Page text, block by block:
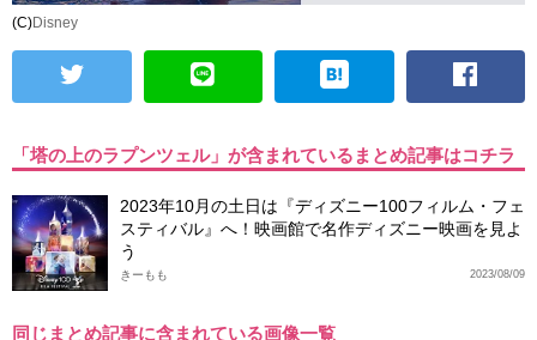
(C)Disney
「塔の上のラプンツェル」が含まれているまとめ記事はコチラ
2023年10月の土日は『ディズニー100フィルム・フェ
スティバル』へ！映画館で名作ディズニー映画を見よ
う
2023/08/09
きーもも
同じまとめ記事に含まれている画像一覧